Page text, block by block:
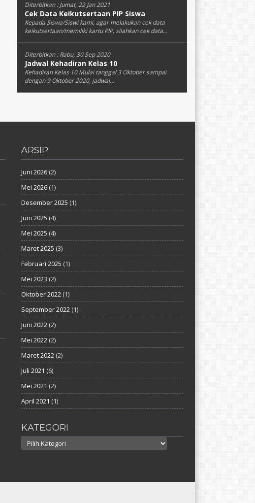
Diterbitkan :Jumat, 22 Jan 2021
Cek Data Keikutsertaan PIP Siswa
Kepada Siswa/Siswi kami, agar melakukan cek data
keikutsertaan/memiliki kartu PIP, silahkan cek data...
Diterbitkan :Rabu, 30 Sep 2020
Jadwal Kehadiran Kelas 10
Kehadiran Kelas 10 Mulai tanggal 3 Oktober sampai
dengan 9 Oktober 2020, jadwal...
ARSIP
Juni 2026(2)
Mei 2026(1)
Desember 2025 (1)
Juni 2025 (4)
Mei 2025 (4)
Maret 2025 (3)
Februari 2025 (1)
Mei 2023 (2)
Oktober 2022(1)
September 2022(1)
Juni 2022(2)
Mei 2022(2)
Maret 2022(2)
Juli 2021 (6)
Mei 2021 (2)
April 2021 (1)
KATEGORI
Kategori